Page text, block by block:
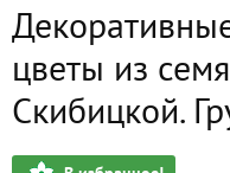
цветы из
Скибицкой.